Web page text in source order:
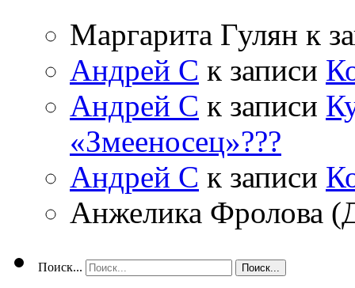
Маргарита Гулян к
Андрей С к записи
Андрей С к записи
«Змееносец»???
Андрей С к записи
Анжелика Фролова
Поиск...